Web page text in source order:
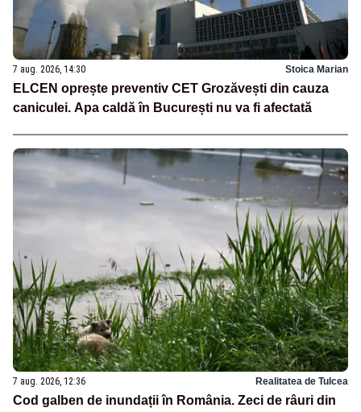
7 aug. 2026, 14:30 Stoica Marian
ELCEN oprește preventiv CET Grozăvești din cauza
caniculei. Apa caldă în București nu va fi afectată
7 aug. 2026, 12:36 Realitatea de Tulcea
Cod galben de inundații în România. Zeci de râuri din